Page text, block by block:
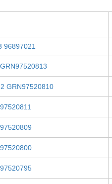
96897021
GRN97520810